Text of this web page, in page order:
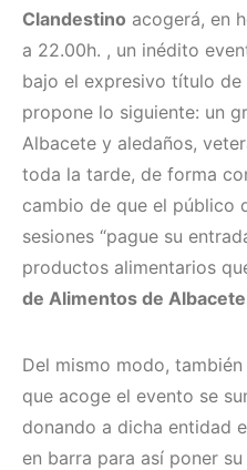
Clandestino acogerá, en
a 22.00h. , un inédito
bajo el expresivo título de
propone lo siguiente: un
Albacete y aledaños,
toda la tarde, de forma
cambio de que el público
sesiones “pague su
productos alimentarios
de Alimentos de Albacete
Del mismo modo,
que acoge el evento se
donando a dicha entidad
en barra para así poner